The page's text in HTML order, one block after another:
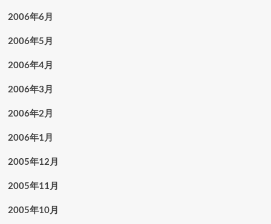
2006年6月
2006年5月
2006年4月
2006年3月
2006年2月
2006年1月
2005年12月
2005年11月
2005年10月